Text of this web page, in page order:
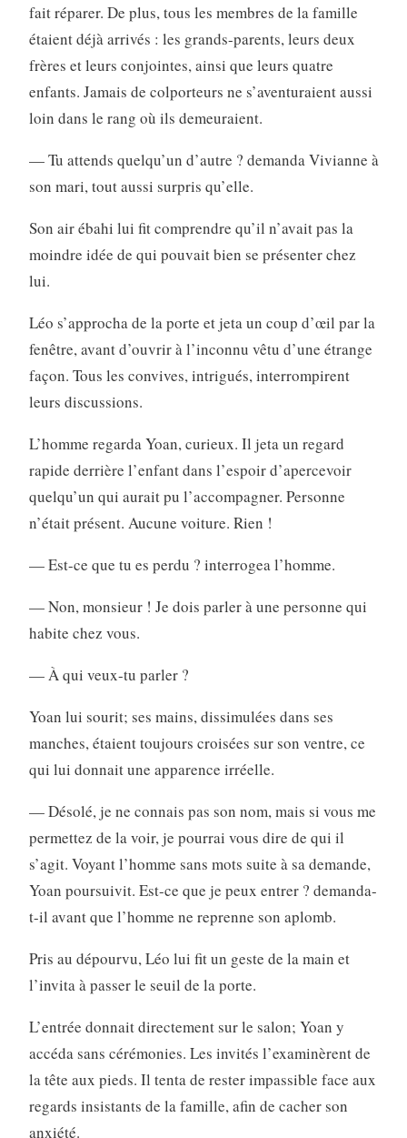
fait réparer. De plus, tous les membres de la famille
étaient déjà arrivés : les grands-parents, leurs deux
frères et leurs conjointes, ainsi que leurs quatre
enfants. Jamais de colporteurs ne s’aventuraient aussi
loin dans le rang où ils demeuraient.
— Tu attends quelqu’un d’autre ? demanda Vivianne à
son mari, tout aussi surpris qu’elle.
Son air ébahi lui fit comprendre qu’il n’avait pas la
moindre idée de qui pouvait bien se présenter chez
lui.
Léo s’approcha de la porte et jeta un coup d’œil par la
fenêtre, avant d’ouvrir à l’inconnu vêtu d’une étrange
façon. Tous les convives, intrigués, interrompirent
leurs discussions.
L’homme regarda Yoan, curieux. Il jeta un regard
rapide derrière l’enfant dans l’espoir d’apercevoir
quelqu’un qui aurait pu l’accompagner. Personne
n’était présent. Aucune voiture. Rien !
— Est-ce que tu es perdu ? interrogea l’homme.
— Non, monsieur ! Je dois parler à une personne qui
habite chez vous.
— À qui veux-tu parler ?
Yoan lui sourit; ses mains, dissimulées dans ses
manches, étaient toujours croisées sur son ventre, ce
qui lui donnait une apparence irréelle.
— Désolé, je ne connais pas son nom, mais si vous me
permettez de la voir, je pourrai vous dire de qui il
s’agit. Voyant l’homme sans mots suite à sa demande,
Yoan poursuivit. Est-ce que je peux entrer ? demanda-
t-il avant que l’homme ne reprenne son aplomb.
Pris au dépourvu, Léo lui fit un geste de la main et
l’invita à passer le seuil de la porte.
L’entrée donnait directement sur le salon; Yoan y
accéda sans cérémonies. Les invités l’examinèrent de
la tête aux pieds. Il tenta de rester impassible face aux
regards insistants de la famille, afin de cacher son
anxiété.